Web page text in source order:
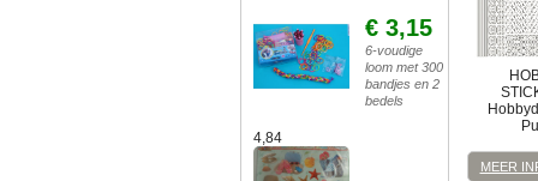
€ 3,15
6-voudige
loom met 300
bandjes en 2
bedels
4,84
MEER